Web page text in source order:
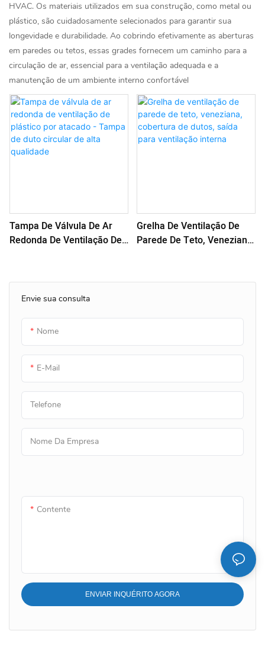
HVAC. Os materiais utilizados em sua construção, como metal ou
plástico, são cuidadosamente selecionados para garantir sua
longevidade e durabilidade. Ao cobrindo efetivamente as aberturas
em paredes ou tetos, essas grades fornecem um caminho para a
circulação de ar, essencial para a ventilação adequada e a
manutenção de um ambiente interno confortável
Envie sua consulta
Nome
E-Mail
Telefone
Nome Da Empresa
Contente
ENVIAR INQUÉRITO AGORA
Tampa De Válvula De Ar
Redonda De Ventilação De
Alta Qualidade
Grelha De Ventilação De
Parede De Teto, Veneziana,